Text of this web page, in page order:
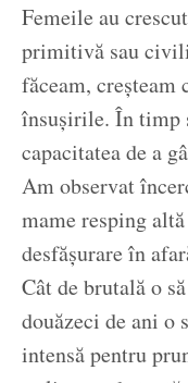
Femeile au
primitivă sau
făceam, creșteam
însușirile. În timp
capacitatea de a
Am observat
mame resping
desfășurare în
Cât de brutală o
douăzeci de ani o
intensă pentru